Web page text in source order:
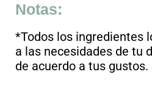
Notas:
*Todos los ingredientes
a las necesidades de tu
de acuerdo a tus gustos.